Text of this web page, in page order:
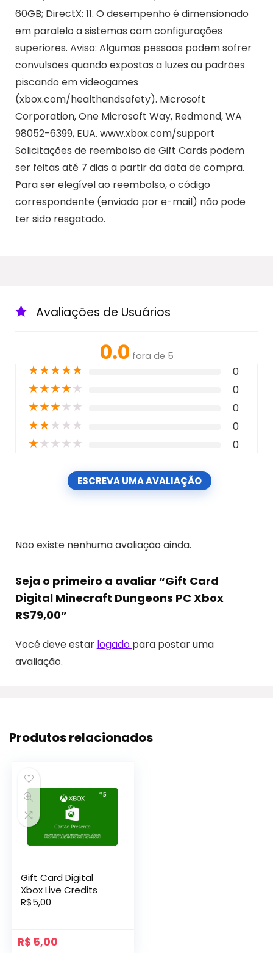
60GB; DirectX: 11. O desempenho é dimensionado
em paralelo a sistemas com configurações
superiores. Aviso: Algumas pessoas podem sofrer
convulsões quando expostas a luzes ou padrões
piscando em videogames
(xbox.com/healthandsafety). Microsoft
Corporation, One Microsoft Way, Redmond, WA
98052-6399, EUA. www.xbox.com/support
Solicitações de reembolso de Gift Cards podem
ser feitas até 7 dias a partir da data de compra.
Para ser elegível ao reembolso, o código
correspondente (enviado por e-mail) não pode
ter sido resgatado.
Avaliações de Usuários
0.0 fora de 5
★★★★★ 0
★★★★★ 0
★★★★★ 0
★★★★★ 0
★★★★★ 0
ESCREVA UMA AVALIAÇÃO
Não existe nenhuma avaliação ainda.
Seja o primeiro a avaliar “Gift Card
Digital Minecraft Dungeons PC Xbox
R$79,00”
Você deve estar logado para postar uma
avaliação.
Produtos relacionados
Gift Card Digital
Xbox Live Credits
R$5,00
R$ 5,00